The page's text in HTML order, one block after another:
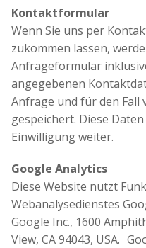
Kontaktformular
Wenn Sie uns per
zukommen lassen,
Anfrageformular
angegebenen
Anfrage und für den Fall
gespeichert. Diese
Einwilligung weiter.
Google Analytics
Diese Website nutzt
Webanalysedienstes
Google Inc., 1600
View, CA 94043, USA.